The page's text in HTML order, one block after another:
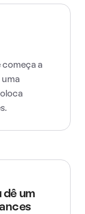
começa a
uma
dê um